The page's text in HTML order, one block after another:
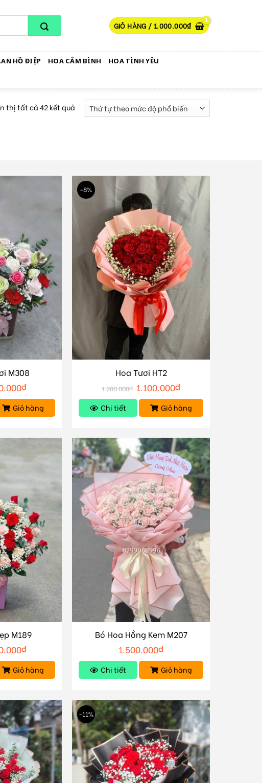
GIỎ HÀNG / 1.000.000₫
HỒ ĐIỆP HOA CẮM BÌNH
HOA TÌNH YÊU
thị tất cả 42 kết quả
M308
₫
Giỏ hàng
-8%
Hoa Tươi HT2
1.200.000₫ 1.100.000₫
Chi tiết Giỏ hàng
M189
₫
Giỏ hàng
Bó Hoa Hồng Kem M207
1.500.000₫
Chi tiết Giỏ hàng
-11%